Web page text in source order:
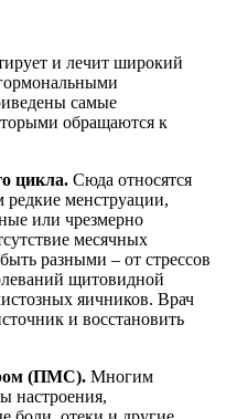
и лечит широкий
самые
обращаются к
цикла. Сюда относятся
менструации,
или чрезмерно
месячных
разными – от стрессов
щитовидной
яичников. Врач
и восстановить
(ПМС). Многим
настроения,